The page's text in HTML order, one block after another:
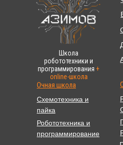
Школа
робототехники и
программирования +
online-школа
Очная школа
Схемотехника и
пайка
Робототехника и
программирование